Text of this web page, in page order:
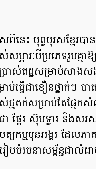
នេះ បុព្វបុរសខ្មែរបា
សម្ភារៈបីប្រភេទរួមគ្ន
រាស់ឥដ្ឋសម្រាប់សាងស
ប់ធ្វើជាខឿនថ្នាក់ៗ ប
ស់ថ្មភក់សម្រាប់តែផ្នែ
ា ផ្តែរ ស៊ុមទ្វារ និងស
ត្យកម្មមុនអង្គរ ដែលភ
ៀបចំរចនាសម្ព័ន្ធជាលំ